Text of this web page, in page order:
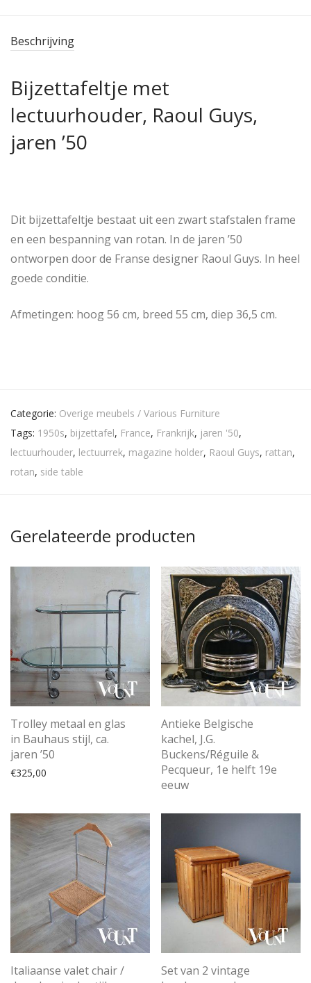
Beschrijving
Bijzettafeltje met
lectuurhouder, Raoul Guys,
jaren ’50
Dit bijzettafeltje bestaat uit een zwart stafstalen frame
en een bespanning van rotan. In de jaren ’50
ontworpen door de Franse designer Raoul Guys. In heel
goede conditie.
Afmetingen: hoog 56 cm, breed 55 cm, diep 36,5 cm.
Categorie: Overige meubels / Various Furniture
Tags: 1950s, bijzettafel, France, Frankrijk, jaren '50,
lectuurhouder, lectuurrek, magazine holder, Raoul Guys, rattan,
rotan, side table
Gerelateerde producten
Trolley metaal en glas
in Bauhaus stijl, ca.
jaren ’50
€325,00
Antieke Belgische
kachel, J.G.
Buckens/Réguile &
Pecqueur, 1e helft 19e
eeuw
Italiaanse valet chair /
Set van 2 vintage